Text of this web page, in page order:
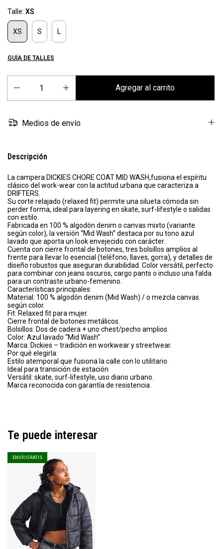
Talle: XS
XS S L
GUÍA DE TALLES
Medios de envío
Descripción
La campera DICKIES CHORE COAT MID WASH,fusiona el espíritu
clásico del work-wear con la actitud urbana que caracteriza a
DRIFTERS.
Su corte relajado (relaxed fit) permite una silueta cómoda sin
perder forma, ideal para layering en skate, surf-lifestyle o salidas
con estilo.
Fabricada en 100 % algodón denim o canvas mixto (variante
según color), la versión “Mid Wash” destaca por su tono azul
lavado que aporta un look envejecido con carácter.
Cuenta con cierre frontal de botones, tres bolsillos amplios al
frente para llevar lo esencial (teléfono, llaves, gorra), y detalles de
diseño robustos que aseguran durabilidad. Color versátil, perfecto
para combinar con jeans oscuros, cargo pants o incluso una falda
para un contraste urbano-femenino.
Características principales:
Material: 100 % algodón denim (Mid Wash) / o mezcla canvas
según color.
Fit: Relaxed fit para mujer.
Cierre frontal de botones metálicos.
Bolsillos: Dos de cadera + uno chest/pecho amplios.
Color: Azul lavado “Mid Wash”.
Marca: Dickies – tradición en workwear y streetwear.
Por qué elegirla:
Estilo atemporal que fusiona la calle con lo utilitario.
Ideal para transición de estación
Versátil: skate, surf-lifestyle, uso diario urbano.
Marca reconocida con garantía de resistencia.
Te puede interesar
ENVÍO GRATIS